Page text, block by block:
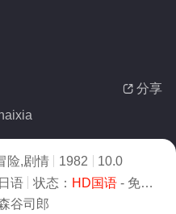
 分享
险,剧情 1982
10.0
日语 状态： HD国语- 免费在线观看
谷司郎